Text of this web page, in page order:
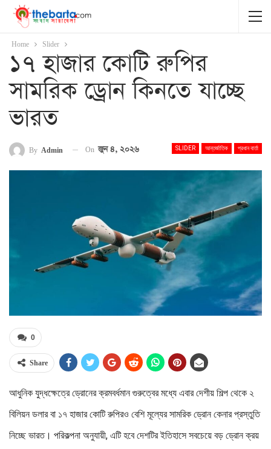
Home Slider
১৭ হাজার কোটি রুপির
সামরিক ড্রোন কিনতে যাচ্ছে
ভারত
SLIDER আন্তর্জাতিক প্রধান বার্তা
By Admin On জুন ৪, ২০২৬
0
Share
আধুনিক যুদ্ধক্ষেত্রে ড্রোনের ক্রমবর্ধমান গুরুত্বের মধ্যে এবার দেশীয় শিল্প থেকে ২
বিলিয়ন ডলার বা ১৭ হাজার কোটি রুপিরও বেশি মূল্যের সামরিক ড্রোন কেনার প্রস্তুতি
নিচ্ছে ভারত। পরিকল্পনা অনুযায়ী, এটি হবে দেশটির ইতিহাসে সবচেয়ে বড় ড্রোন ক্রয়